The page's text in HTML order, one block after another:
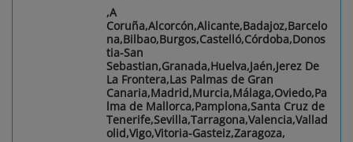
,A
Coruña,Alcorcón,Alicante,Badajoz,Barcelo
na,Bilbao,Burgos,Castelló,Córdoba,Donos
tia-San
Sebastian,Granada,Huelva,Jaén,Jerez De
La Frontera,Las Palmas de Gran
Canaria,Madrid,Murcia,Málaga,Oviedo,Pa
lma de Mallorca,Pamplona,Santa Cruz de
Tenerife,Sevilla,Tarragona,Valencia,Vallad
olid,Vigo,Vitoria-Gasteiz,Zaragoza,